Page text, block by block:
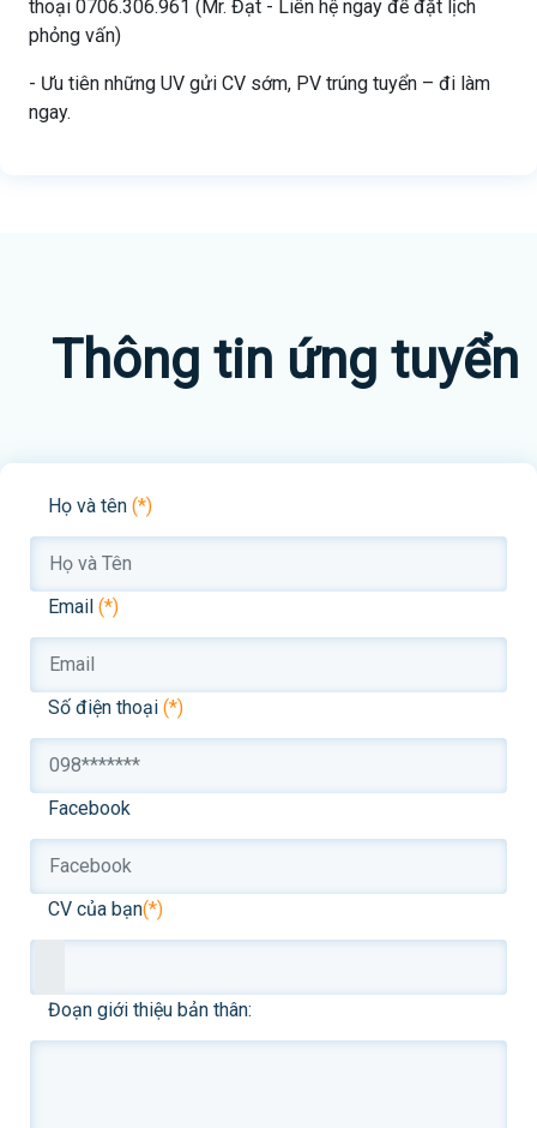
thoại 0706.306.961 (Mr. Đạt - Liên hệ ngay để đặt lịch
phỏng vấn)
- Ưu tiên những UV gửi CV sớm, PV trúng tuyển – đi làm
ngay.
Thông tin ứng tuyển
Họ và tên (*)
Email (*)
Số điện thoại (*)
Facebook
CV của bạn(*)
Đoạn giới thiệu bản thân: